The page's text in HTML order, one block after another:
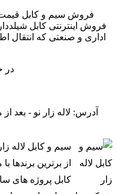
اداری و صنعتی که انتقال
در
آدرس: لاله زار نو - بعد
سیم و کابل لاله
از برترین
کابل پروژه های